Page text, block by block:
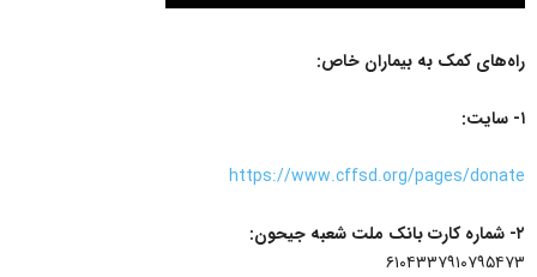
راه‌های کمک به بیماران خاص:
۱️- سایت:
https://www.cffsd.org/pages/donate
۲- شماره کارت بانک ملت شعبه جیحون:
۶۱۰۴۳۳۷۹۱۰۷۹۵۴۷۳